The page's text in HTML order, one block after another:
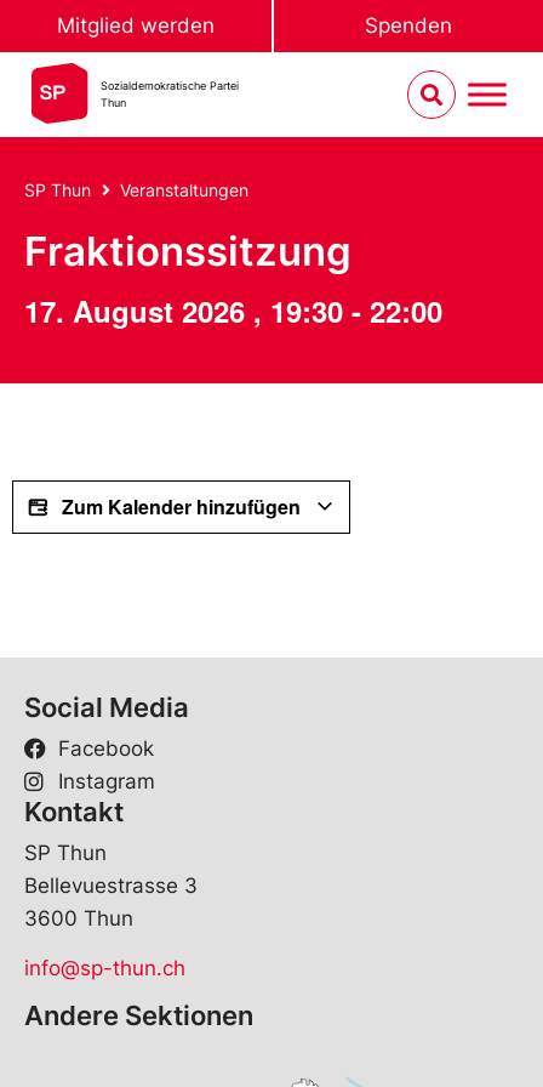
Mitglied werden Spenden
Sozialdemokratische Partei
Thun
SP Thun Veranstaltungen
Fraktionssitzung
17. August 2026 , 19:30 - 22:00
Zum Kalender hinzufügen
Social Media
Facebook
Instagram
Kontakt
SP Thun
Bellevuestrasse 3
3600 Thun
info@sp-thun.ch
Andere Sektionen